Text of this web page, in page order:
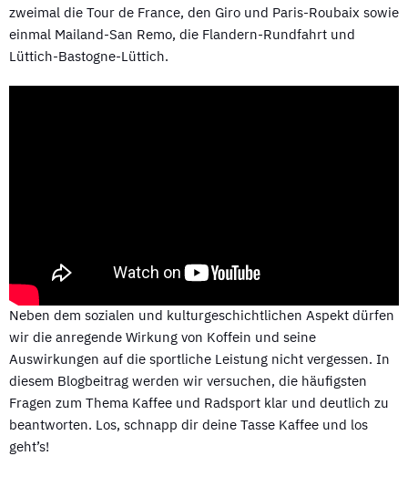
zweimal die Tour de France, den Giro und Paris-Roubaix sowie
einmal Mailand-San Remo, die Flandern-Rundfahrt und
Lüttich-Bastogne-Lüttich.
Neben dem sozialen und kulturgeschichtlichen Aspekt dürfen
wir die anregende Wirkung von Koffein und seine
Auswirkungen auf die sportliche Leistung nicht vergessen. In
diesem Blogbeitrag werden wir versuchen, die häufigsten
Fragen zum Thema Kaffee und Radsport klar und deutlich zu
beantworten. Los, schnapp dir deine Tasse Kaffee und los
geht’s!